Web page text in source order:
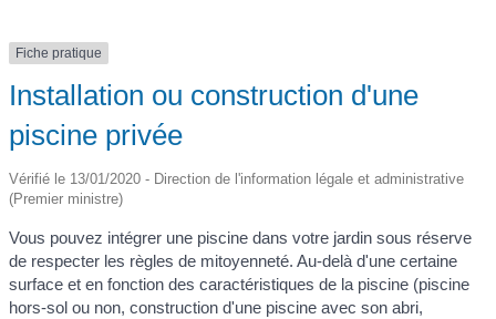
Fiche pratique
Installation ou construction d'une
piscine privée
Vérifié le 13/01/2020 - Direction de l'information légale et administrative
(Premier ministre)
Vous pouvez intégrer une piscine dans votre jardin sous réserve
de respecter les règles de mitoyenneté. Au-delà d'une certaine
surface et en fonction des caractéristiques de la piscine (piscine
hors-sol ou non, construction d'une piscine avec son abri,